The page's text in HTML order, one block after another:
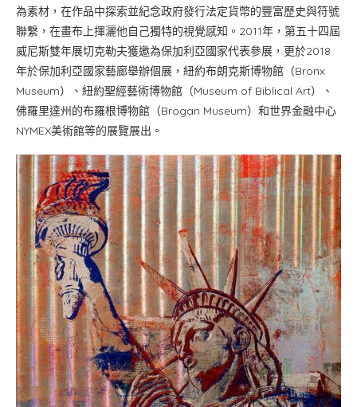
為素材，在作品中探索並紀念政府發行法定貨幣的豐富歷史與符號
聯繫，在畫布上揮灑他自己獨特的視覺感知。2011年，第五十四屆
威尼斯雙年展切克勒夫獲邀為保加利亞國家代表參展，更於2018
年於保加利亞國家藝廊舉辦個展，紐約布朗克斯博物館（Bronx
Museum）、紐約聖經藝術博物館（Museum of Biblical Art）、
佛羅里達州的布羅根博物館（Brogan Museum）和世界金融中心
NYMEX美術館等的展覽展出。